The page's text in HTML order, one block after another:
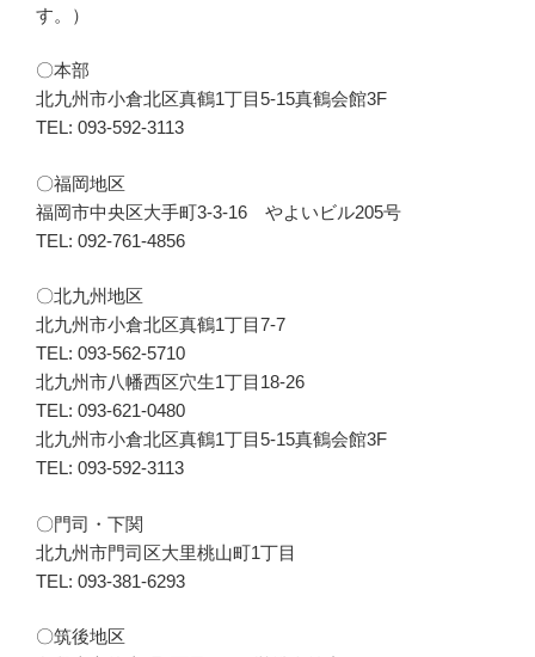
す。）
〇本部
北九州市小倉北区真鶴1丁目5-15真鶴会館3F
TEL: 093-592-3113
〇福岡地区
福岡市中央区大手町3-3-16 やよいビル205号
TEL: 092-761-4856
〇北九州地区
北九州市小倉北区真鶴1丁目7-7
TEL: 093-562-5710
北九州市八幡西区穴生1丁目18-26
TEL: 093-621-0480
北九州市小倉北区真鶴1丁目5-15真鶴会館3F
TEL: 093-592-3113
〇門司・下関
北九州市門司区大里桃山町1丁目
TEL: 093-381-6293
〇筑後地区